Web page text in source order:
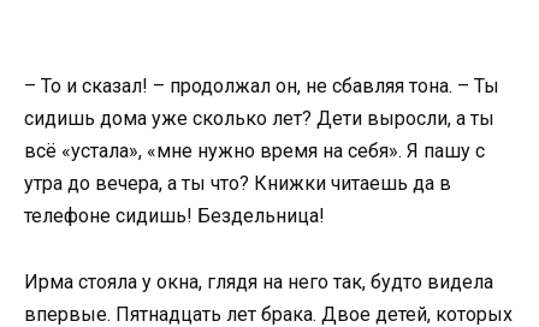
– То и сказал! – продолжал он, не сбавляя тона. – Ты
сидишь дома уже сколько лет? Дети выросли, а ты
всё «устала», «мне нужно время на себя». Я пашу с
утра до вечера, а ты что? Книжки читаешь да в
телефоне сидишь! Бездельница!
Ирма стояла у окна, глядя на него так, будто видела
впервые. Пятнадцать лет брака. Двое детей, которых